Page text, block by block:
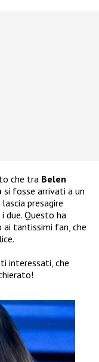
che tra Belen
si fosse arrivati a un
presagire
due. Questo ha
tantissimi fan, che
interessati, che